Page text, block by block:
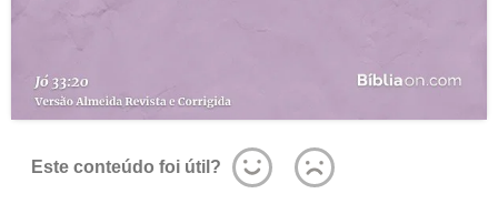
Este conteúdo foi útil?